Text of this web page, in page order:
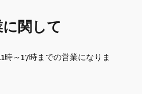
関して
時～17時までの営業になりま